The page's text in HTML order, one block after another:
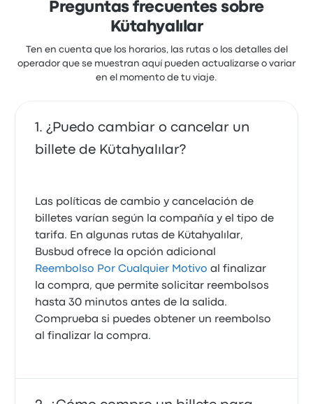
Preguntas frecuentes sobre
Kütahyalılar
Ten en cuenta que los horarios, las rutas o los detalles del
operador que se muestran aquí pueden actualizarse o variar
en el momento de tu viaje.
¿Puedo cambiar o cancelar un
billete de Kütahyalılar?
Las políticas de cambio y cancelación de
billetes varían según la compañía y el tipo de
tarifa. En algunas rutas de Kütahyalılar,
Busbud ofrece la opción adicional
Reembolso Por Cualquier Motivo al finalizar
la compra, que permite solicitar reembolsos
hasta 30 minutos antes de la salida.
Comprueba si puedes obtener un reembolso
al finalizar la compra.